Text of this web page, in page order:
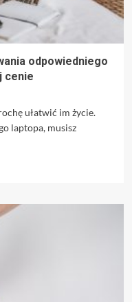
odpowiedniego
cenie
ułatwić im życie.
laptopa, musisz